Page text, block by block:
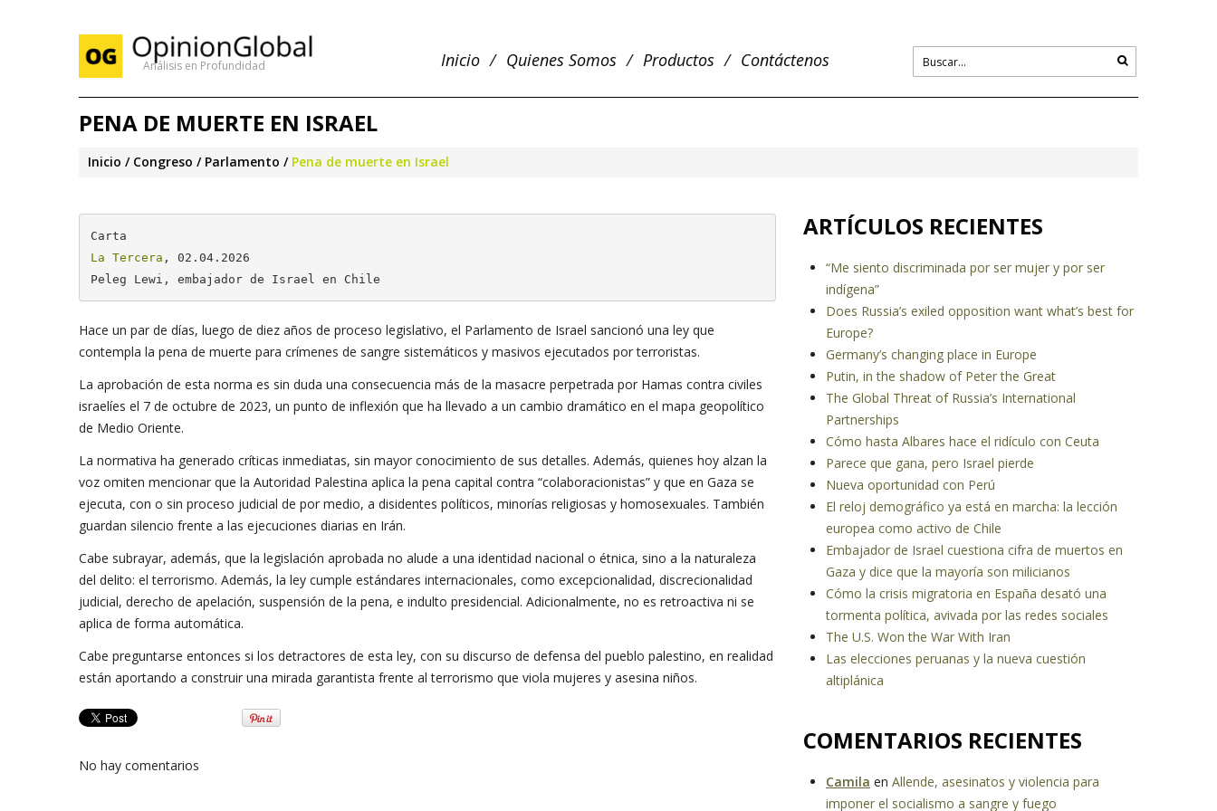
Análisis en Profundidad Inicio Quienes Somos Productos Contáctenos
PENA DE MUERTE EN ISRAEL
Inicio Congreso / Parlamento Pena de muerte en Israel
La Tercera , 02.04.2026
Peleg Lewi, embajador de Israel en Chile
Hace un par de días, luego de diez años de proceso legislativo, el Parlamento de Israel sancionó una ley que
contempla la pena de muerte para crímenes de sangre sistemáticos y masivos ejecutados por terroristas.
La aprobación de esta norma es sin duda una consecuencia más de la masacre perpetrada por Hamas contra civiles
israelíes el 7 de octubre de 2023, un punto de inflexión que ha llevado a un cambio dramático en el mapa geopolítico
de Medio Oriente.
La normativa ha generado críticas inmediatas, sin mayor conocimiento de sus detalles. Además, quienes hoy alzan la
voz omiten mencionar que la Autoridad Palestina aplica la pena capital contra “colaboracionistas” y que en Gaza se
ejecuta, con o sin proceso judicial de por medio, a disidentes políticos, minorías religiosas y homosexuales. También
guardan silencio frente a las ejecuciones diarias en Irán.
Cabe subrayar, además, que la legislación aprobada no alude a una identidad nacional o étnica, sino a la naturaleza
del delito: el terrorismo. Además, la ley cumple estándares internacionales, como excepcionalidad, discrecionalidad
judicial, derecho de apelación, suspensión de la pena, e indulto presidencial. Adicionalmente, no es retroactiva ni se
aplica de forma automática.
Cabe preguntarse entonces si los detractores de esta ley, con su discurso de defensa del pueblo palestino, en realidad
están aportando a construir una mirada garantista frente al terrorismo que viola mujeres y asesina niños.
No hay comentarios
ARTÍCULOS RECIENTES
“Me siento discriminada por ser mujer y por ser
indígena”
Does Russia’s exiled opposition want what’s best for
Europe?
Germany’s changing place in Europe
Putin, in the shadow of Peter the Great
The Global Threat of Russia’s International
Partnerships
Cómo hasta Albares hace el ridículo con Ceuta
Parece que gana, pero Israel pierde
Nueva oportunidad con Perú
El reloj demográfico ya está en marcha: la lección
europea como activo de Chile
Embajador de Israel cuestiona cifra de muertos en
Gaza y dice que la mayoría son milicianos
Cómo la crisis migratoria en España desató una
tormenta política, avivada por las redes sociales
The U.S. Won the War With Iran
Las elecciones peruanas y la nueva cuestión
altiplánica
COMENTARIOS RECIENTES
Camila en Allende, asesinatos y violencia para
imponer el socialismo a sangre y fuego